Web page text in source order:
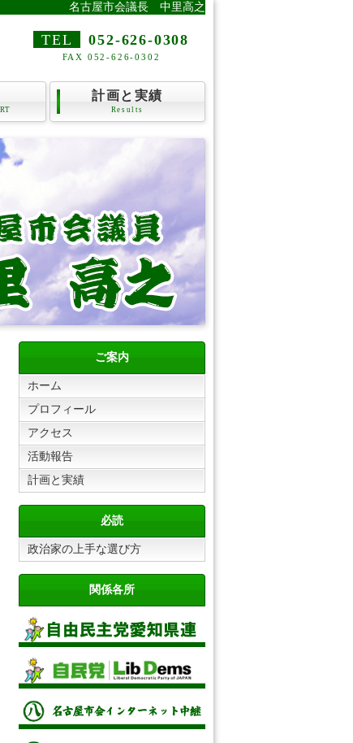
名古屋市会議長 中里高之
TEL 052-626-0308
FAX 052-626-0302
計画と実績
Results
ご案内
ホーム
プロフィール
アクセス
活動報告
計画と実績
必読
政治家の上手な選び方
関係各所